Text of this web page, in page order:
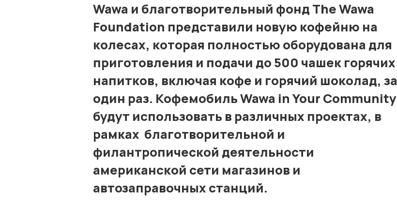
Wawa и благотворительный фонд The Wawa
Foundation представили новую кофейню на
колесах, которая полностью оборудована для
приготовления и подачи до 500 чашек горячих
напитков, включая кофе и горячий шоколад, за
один раз. Кофемобиль Wawa in Your Community
будут использовать в различных проектах, в
рамках благотворительной и
филантропической деятельности
американской сети магазинов и
автозаправочных станций.